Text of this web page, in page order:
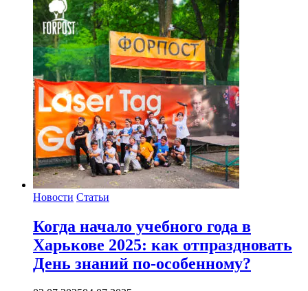
Новости Статьи
Когда начало учебного года в
Харькове 2025: как отпраздновать
День знаний по-особенному?